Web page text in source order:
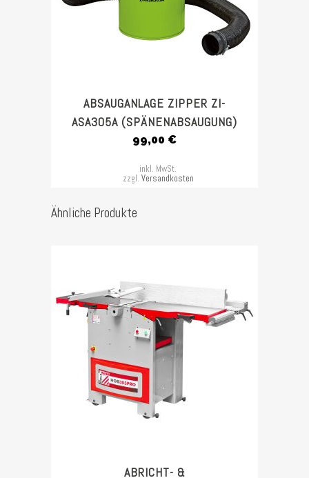
ABSAUGANLAGE ZIPPER ZI-
ASA305A (SPÄNENABSAUGUNG)
99,00 €
inkl. MwSt.
zzgl. Versandkosten
Ähnliche Produkte
ABRICHT- &